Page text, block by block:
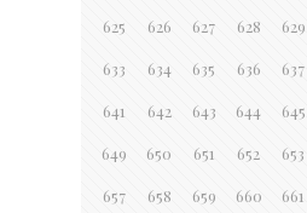
625 626 627 628 629
633 634 635 636 637
641 642 643 644 645
649 650 651 652 653
657 658 659 660 661